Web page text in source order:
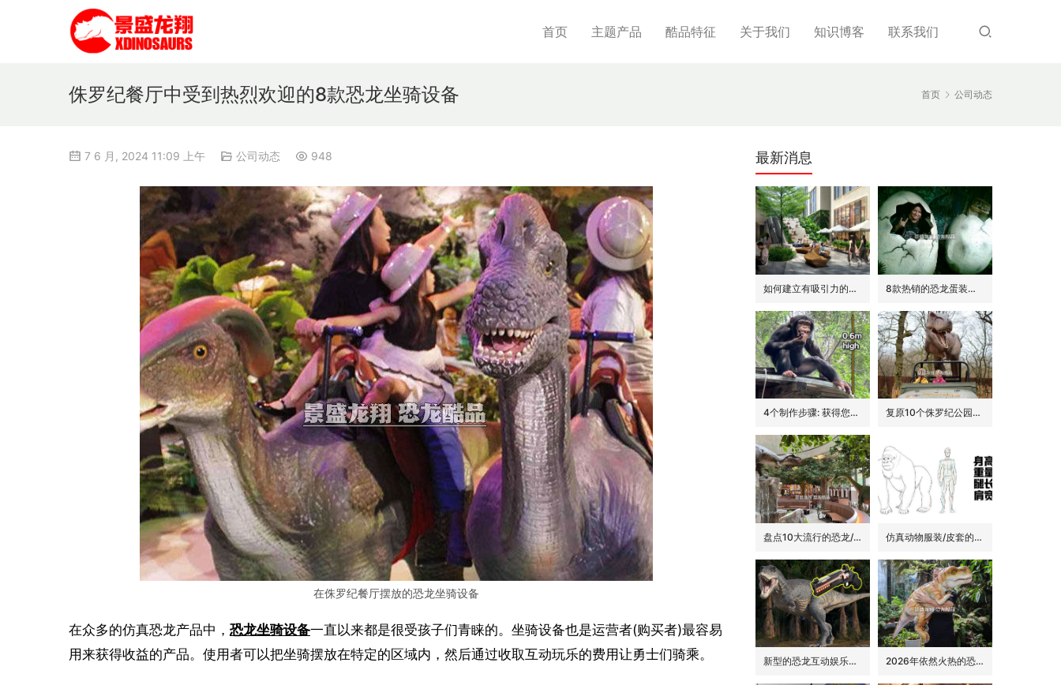
首页 主题产品 酷品特征 关于我们 知识博客 联系我们
首页 公司动态
侏罗纪餐厅中受到热烈欢迎的8款恐龙坐骑设备
7 6 月, 2024 11:09 上午 公司动态 948
在侏罗纪餐厅摆放的恐龙坐骑设备
在众多的仿真恐龙产品中， 恐龙坐骑设备一直以来都是很受孩子们青睐的。坐骑设备也是运营者(购买者)最容易
用来获得收益的产品。使用者可以把坐骑摆放在特定的区域内，然后通过收取互动玩乐的费用让勇士们骑乘。
最新消息
如何建立有吸引力的商场外围(恐龙或流行主题) 8款热销的恐龙蛋装饰(模型/雕塑)供参考
4个制作步骤: 获得您的动物手偶 复原10个侏罗纪公园里的经典恐龙品种
盘点10大流行的恐龙/侏罗纪主题花园餐吧的景观装饰 仿真动物服装/皮套的6大卖点
新型的恐龙互动娱乐设备/设施: 激光枪射击启动恐龙 2026年依然火热的恐龙手偶道具